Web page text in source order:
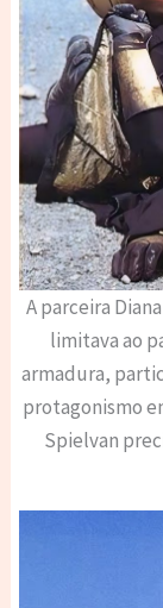
A parceira
limitava ao
armadura,
protagonismo
Spielvan